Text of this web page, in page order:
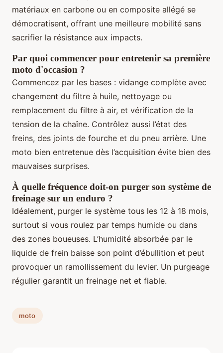
matériaux en carbone ou en composite allégé se
démocratisent, offrant une meilleure mobilité sans
sacrifier la résistance aux impacts.
Par quoi commencer pour entretenir sa première
moto d'occasion ?
Commencez par les bases : vidange complète avec
changement du filtre à huile, nettoyage ou
remplacement du filtre à air, et vérification de la
tension de la chaîne. Contrôlez aussi l’état des
freins, des joints de fourche et du pneu arrière. Une
moto bien entretenue dès l’acquisition évite bien des
mauvaises surprises.
À quelle fréquence doit-on purger son système de
freinage sur un enduro ?
Idéalement, purger le système tous les 12 à 18 mois,
surtout si vous roulez par temps humide ou dans
des zones boueuses. L’humidité absorbée par le
liquide de frein baisse son point d’ébullition et peut
provoquer un ramollissement du levier. Un purgeage
régulier garantit un freinage net et fiable.
moto